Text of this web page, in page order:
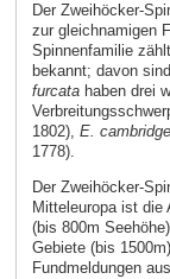
Der Zweihöcker-
zur gleichnamigen
Spinnenfamilie
bekannt; davon
furcatahaben drei
1802), E.
1778).
Der Zweihöcker-
Mitteleuropa ist die
(bis 800m
Gebiete (bis
Fundmeldungen